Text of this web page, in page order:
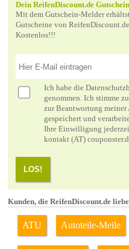
Dein ReifenDiscount.de
Mit dem Gutschein-Melder
Gutscheine von
Kostenlos!!!
Ich habe die
genommen. Ich stimme
zur Beantwortung meiner
gespeichert und
Ihre Einwilligung
kontakt (AT)
LOS!
Kunden, die ReifenDiscount.de
ATU Autoteile-Meile